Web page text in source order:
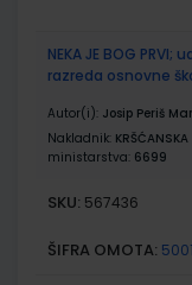
NEKA JE BOG
razreda osnovne
Autor(i): Josip Periš
Nakladnik:
ministarstva: 6699
SKU: 567436
ŠIFRA OMOTA: